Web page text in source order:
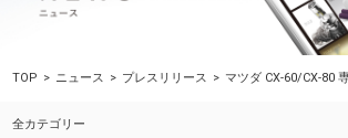
TOP ニュース プレスリリース マツダ CX-60/CX-80
全カテゴリー